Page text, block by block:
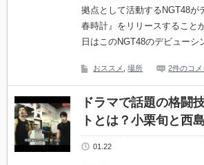
拠点として活動するNGT48が
春時計』をリリースすること
日はこのNGT48のデビュー
おススメ ,場所 2件のコメ
ドラマで話題の格闘
トとは？小栗旬と西
01.22